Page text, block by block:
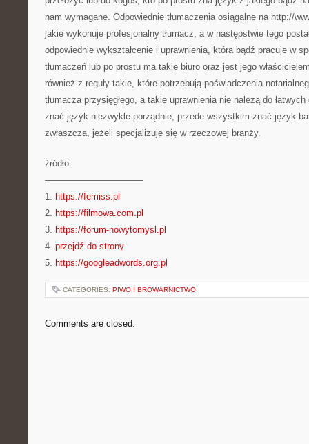
nam wymagane. Odpowiednie tłumaczenia osiągalne na http://
jakie wykonuje profesjonalny tłumacz, a w następstwie tego
odpowiednie wykształcenie i uprawnienia, która bądź pracuje w
tłumaczeń lub po prostu ma takie biuro oraz jest jego
również z reguły takie, które potrzebują poświadczenia
tłumacza przysięgłego, a takie uprawnienia nie należą do
znać język niezwykle porządnie, przede wszystkim znać język
zwłaszcza, jeżeli specjalizuje się w rzeczowej branży.
źródło:
———————————
1. https://femiss.pl
2. https://filmowa.com.pl
3. https://forum-nowytomysl.pl
4. przejdź do strony
5. https://googleadwords.org.pl
CATEGORIES: PIWO I BROWARNICTWO
Comments are closed.